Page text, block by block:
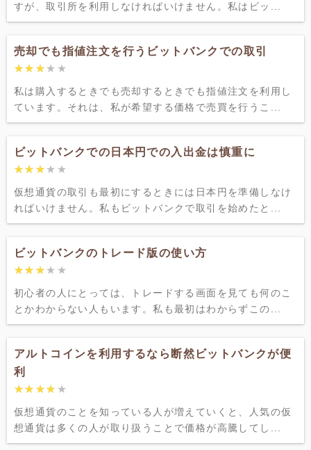
すが、取引所を利用しなければいけません。私はビッ...
売却でも指値注文を行うビットバンクでの取引
★★★★★
★★★★★
私は購入するときでも売却するときでも指値注文を利用し
ています。それは、私が希望する価格で売買を行うこ...
ビットバンクでの日本円での入出金は慎重に
★★★★★
★★★★★
仮想通貨の取引も最初にするときには日本円を準備しなけ
ればいけません。私もビットバンクで取引を始めたと...
ビットバンクのトレード版の使い方
★★★★★
★★★★★
初心者の人にとっては、トレードする画面を見ても何のこ
とかわからない人もいます。私も最初はわからずこの...
アルトコインを利用するなら断然ビットバンクが便
利
★★★★★
★★★★★
仮想通貨のことを知っている人が増えていくと、人気の仮
想通貨は多くの人が取り扱うことで価格が高騰してし...